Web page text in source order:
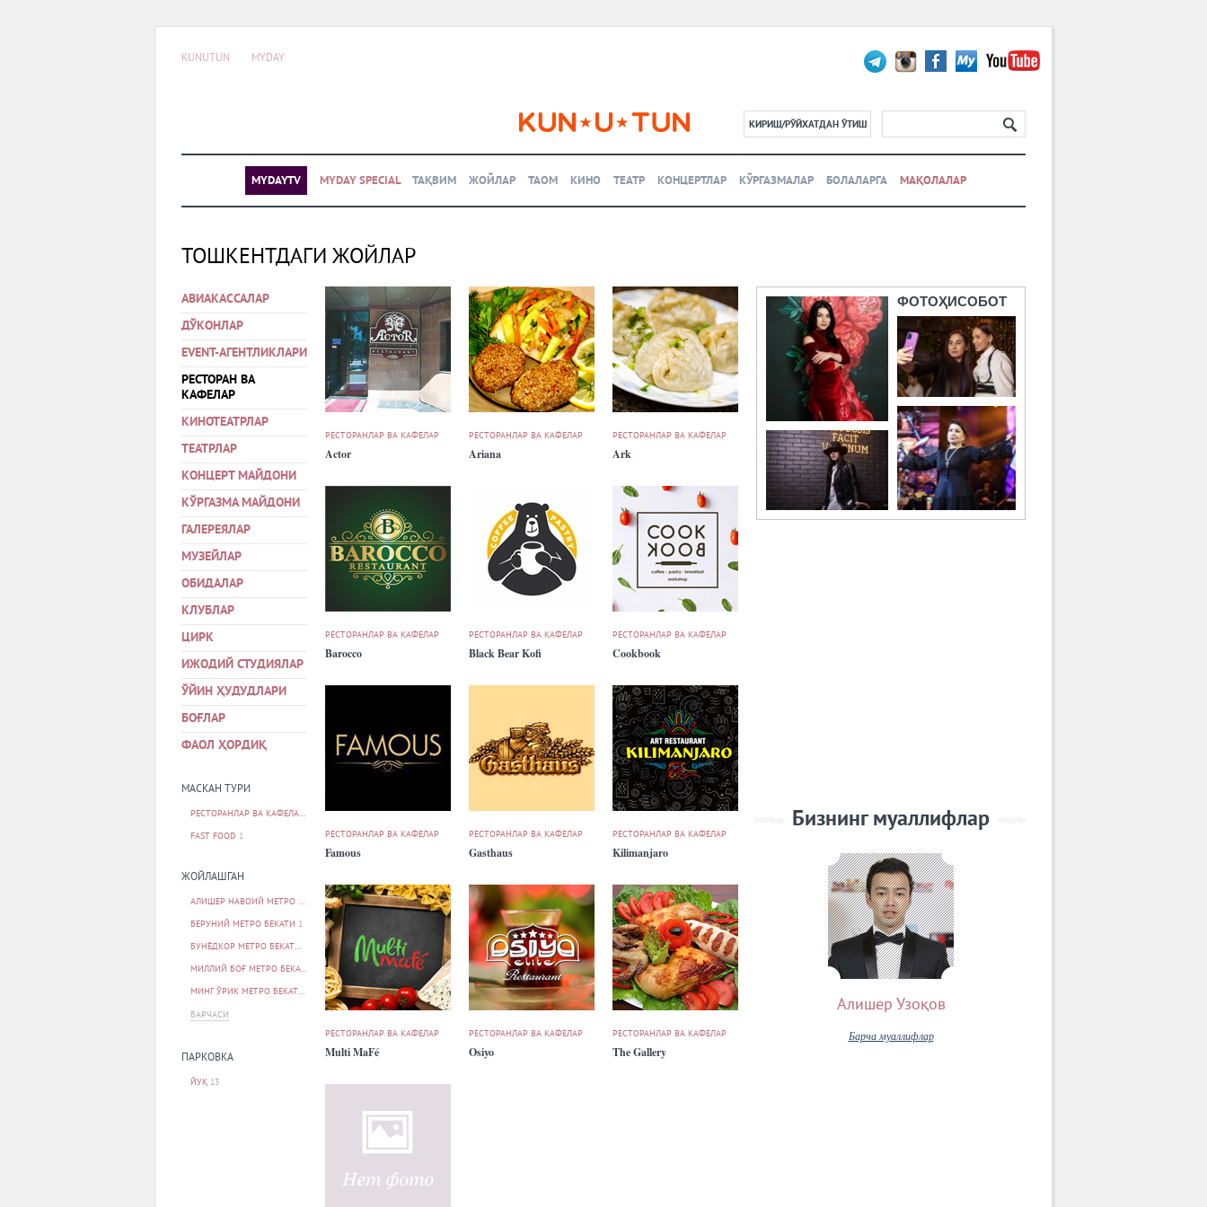
KUNUTUN MYDAY
КИРИШ/РЎЙХАТДАН ЎТИШ
MYDAYTV MYDAY SPECIAL ТАҚВИМ ЖОЙЛАР ТАОМ КИНО ТЕАТР КОНЦЕРТЛАР КЎРГАЗМАЛАР БОЛАЛАРГА МАҚОЛАЛАР
ТОШКЕНТДАГИ ЖОЙЛАР
АВИАКАССАЛАР
ДЎКОНЛАР
EVENT-АГЕНТЛИКЛАРИ
РЕСТОРАН ВА
КАФЕЛАР
КИНОТЕАТРЛАР
ТЕАТРЛАР
КОНЦЕРТ МАЙДОНИ
КЎРГАЗМА МАЙДОНИ
ГАЛЕРЕЯЛАР
МУЗЕЙЛАР
ОБИДАЛАР
КЛУБЛАР
ЦИРК
ИЖОДИЙ СТУДИЯЛАР
ЎЙИН ҲУДУДЛАРИ
БОҒЛАР
ФАОЛ ҲОРДИҚ
МАСКАН ТУРИ
РЕСТОРАНЛАР ВА КАФЕЛАР
FAST FOOD 1
ЖОЙЛАШГАН
АЛИШЕР НАВОИЙ МЕТРО БЕКАТИ 1
БЕРУНИЙ МЕТРО БЕКАТИ 1
БУНЁДКОР МЕТРО БЕКАТИ
МИЛЛИЙ БОҒ МЕТРО БЕКАТИ
МИНГ ЎРИК МЕТРО БЕКАТИ
БАРЧАСИ
ПАРКОВКА
ЙУҚ 13
РЕСТОРАНЛАР ВА КАФЕЛАР
Actor
РЕСТОРАНЛАР ВА КАФЕЛАР
Ariana
РЕСТОРАНЛАР ВА КАФЕЛАР
Ark
РЕСТОРАНЛАР ВА КАФЕЛАР
Barocco
РЕСТОРАНЛАР ВА КАФЕЛАР
Black Bear Kofi
РЕСТОРАНЛАР ВА КАФЕЛАР
Cookbook
РЕСТОРАНЛАР ВА КАФЕЛАР
Famous
РЕСТОРАНЛАР ВА КАФЕЛАР
Gasthaus
РЕСТОРАНЛАР ВА КАФЕЛАР
Kilimanjaro
РЕСТОРАНЛАР ВА КАФЕЛАР
Multi MaFé
РЕСТОРАНЛАР ВА КАФЕЛАР
Osiyo
РЕСТОРАНЛАР ВА КАФЕЛАР
The Gallery
ФОТОҲИСОБОТ
Бизнинг муаллифлар
Алишер Узоқов
Барча муаллифлар